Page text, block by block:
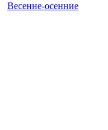
Весенне-осенние